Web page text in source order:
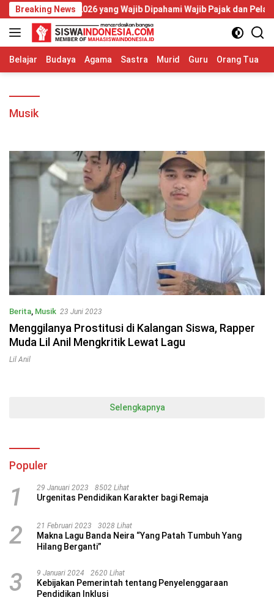
Langsung
ke
konten
Breaking News
20 Tahun 2026 yang Wajib Dipahami Wajib Pajak dan Pelaku
Belajar Budaya Agama Sastra Murid Guru Orang Tua
Musik
Berita, Musik 23 Juni 2023
Menggilanya Prostitusi di Kalangan Siswa, Rapper
Muda Lil Anil Mengkritik Lewat Lagu
Lil Anil
Selengkapnya
Populer
1 29 Januari 2023 8502 Lihat
Urgenitas Pendidikan Karakter bagi Remaja
2 21 Februari 2023 3028 Lihat
Makna Lagu Banda Neira “Yang Patah Tumbuh Yang
Hilang Berganti”
3 9 Januari 2024 2620 Lihat
Kebijakan Pemerintah tentang Penyelenggaraan
Pendidikan Inklusi